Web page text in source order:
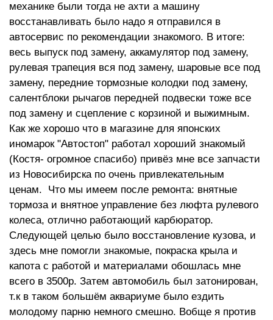
механике были тогда не ахти а машину
восстанавливать было надо я отправился в
автосервис по рекомендации знакомого. В итоге:
весь выпуск под замену, аккамулятор под замену,
рулевая трапеция вся под замену, шаровые все под
замену, передние тормозные колодки под замену,
салентблоки рычагов передней подвески тоже все
под замену и сцепление с корзиной и выжимным.
Как же хорошо что в магазине для японских
иномарок "Автостоп" работал хороший знакомый
(Костя- огромное спасибо) привёз мне все запчасти
из Новосибирска по очень привлекательным
ценам. Что мы имеем после ремонта: внятные
тормоза и внятное управление без люфта рулевого
колеса, отлично работающий карбюратор.
Следующей целью было восстановление кузова, и
здесь мне помогли знакомые, покраска крыла и
капота с работой и материалами обошлась мне
всего в 3500р. Затем автомобиль был затонирован,
т.к в таком большём аквариуме было ездить
молодому парню немного смешно. Вобще я против